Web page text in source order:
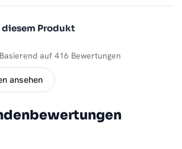
diesem Produkt
Basierend auf 416 Bewertungen
ansehen